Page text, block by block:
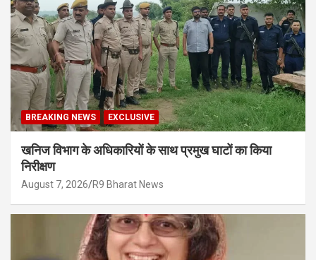
BREAKING NEWS EXCLUSIVE
खनिज विभाग के अधिकारियों के साथ प्रमुख घाटों का किया
निरीक्षण
August 7, 2026 R9 Bharat News